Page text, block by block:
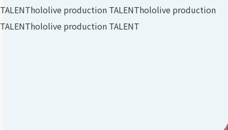
TALENThololive production TALENThololive production
TALENThololive production TALENT